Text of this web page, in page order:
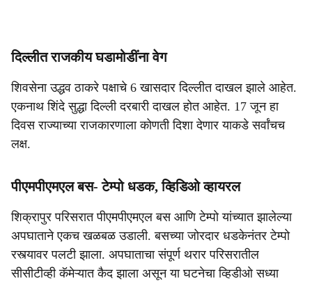
दिल्लीत राजकीय घडामोडींना वेग
शिवसेना उद्धव ठाकरे पक्षाचे 6 खासदार दिल्लीत दाखल झाले आहेत.
एकनाथ शिंदे सुद्धा दिल्ली दरबारी दाखल होत आहेत. 17 जून हा
दिवस राज्याच्या राजकारणाला कोणती दिशा देणार याकडे सर्वांचच
लक्ष.
पीएमपीएमएल बस- टेम्पो धडक, व्हिडिओ व्हायरल
शिक्रापुर परिसरात पीएमपीएमएल बस आणि टेम्पो यांच्यात झालेल्या
अपघाताने एकच खळबळ उडाली. बसच्या जोरदार धडकेनंतर टेम्पो
रस्त्यावर पलटी झाला. अपघाताचा संपूर्ण थरार परिसरातील
सीसीटीव्ही कॅमेऱ्यात कैद झाला असून या घटनेचा व्हिडीओ सध्या